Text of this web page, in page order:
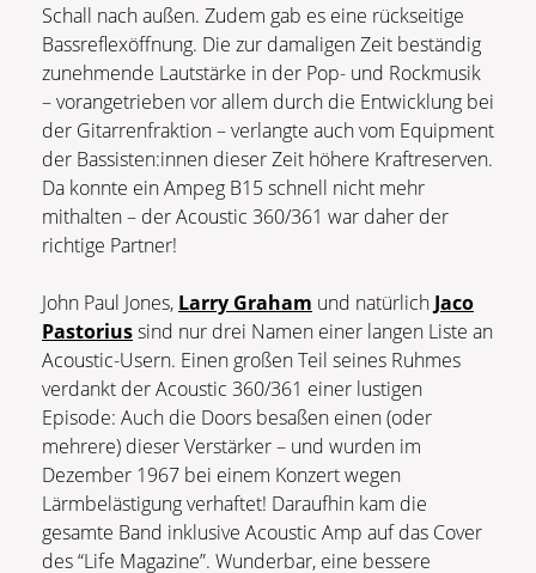
Schall nach außen. Zudem gab es eine rückseitige
Bassreflexöffnung. Die zur damaligen Zeit beständig
zunehmende Lautstärke in der Pop- und Rockmusik
– vorangetrieben vor allem durch die Entwicklung bei
der Gitarrenfraktion – verlangte auch vom Equipment
der Bassisten:innen dieser Zeit höhere Kraftreserven.
Da konnte ein Ampeg B15 schnell nicht mehr
mithalten – der Acoustic 360/361 war daher der
richtige Partner!
John Paul Jones, Larry Graham und natürlich Jaco
Pastoriussind nur drei Namen einer langen Liste an
Acoustic-Usern. Einen großen Teil seines Ruhmes
verdankt der Acoustic 360/361 einer lustigen
Episode: Auch die Doors besaßen einen (oder
mehrere) dieser Verstärker – und wurden im
Dezember 1967 bei einem Konzert wegen
Lärmbelästigung verhaftet! Daraufhin kam die
gesamte Band inklusive Acoustic Amp auf das Cover
des “Life Magazine”. Wunderbar, eine bessere